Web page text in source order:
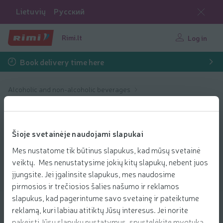
Šioje svetainėje naudojami slapukai
Mes nustatome tik būtinus slapukus, kad mūsų svetainė
veiktų. Mes nenustatysime jokių kitų slapukų, nebent juos
įjungsite. Jei įgalinsite slapukus, mes naudosime
pirmosios ir trečiosios šalies našumo ir reklamos
slapukus, kad pagerintume savo svetainę ir pateiktume
reklamą, kuri labiau atitiktų Jūsų interesus. Jei norite
Lietuvių Русский
Rimi.lt Log in
Book delivery time here
Alcoholic and non-alcoholic beverages
Non-Alcoholic drinks
Non-Alcoholic ciders and long drinks
Non-Alcoholic
ciders and long
drinks
Filter products